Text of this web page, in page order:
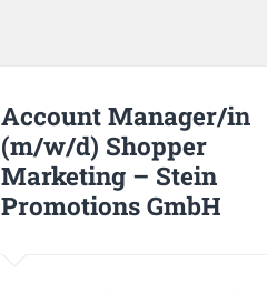
Account Manager/in
(m/w/d) Shopper
Marketing – Stein
Promotions GmbH